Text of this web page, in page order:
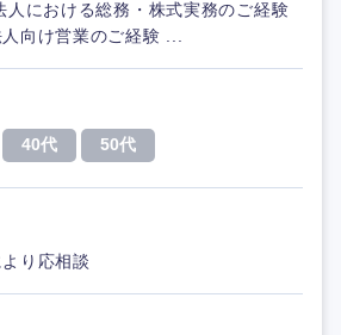
人における総務・株式実務のご経験
人向け営業のご経験 ...
40代 50代
り応相談